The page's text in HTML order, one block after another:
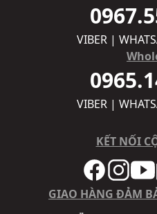
VIBER |
VIBER |
KẾT NỐI
GIAO HÀNG ĐẢM